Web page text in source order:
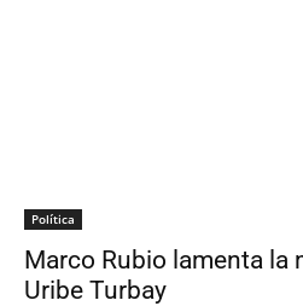
Política
Marco Rubio lamenta la
Uribe Turbay